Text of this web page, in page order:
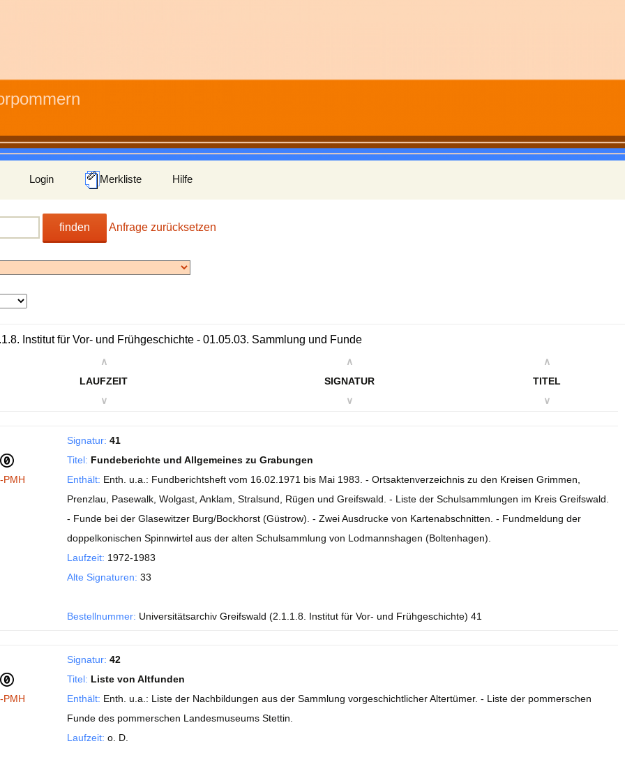
Login Merkliste Hilfe
finden Anfrage zurücksetzen
Institut für Vor- und Frühgeschichte - 01.05.03. Sammlung und Funde
∧
LAUFZEIT
∨
∧
SIGNATUR
∨
∧
TITEL
∨
PMH
Signatur: 41
Titel: Fundeberichte und Allgemeines zu Grabungen
Enthält: Enth. u.a.: Fundberichtsheft vom 16.02.1971 bis Mai 1983. - Ortsaktenverzeichnis zu den Kreisen Grimmen,
Prenzlau, Pasewalk, Wolgast, Anklam, Stralsund, Rügen und Greifswald. - Liste der Schulsammlungen im Kreis Greifswald.
- Funde bei der Glasewitzer Burg/Bockhorst (Güstrow). - Zwei Ausdrucke von Kartenabschnitten. - Fundmeldung der
doppelkonischen Spinnwirtel aus der alten Schulsammlung von Lodmannshagen (Boltenhagen).
Laufzeit: 1972-1983
Alte Signaturen: 33
Bestellnummer: Universitätsarchiv Greifswald (2.1.1.8. Institut für Vor- und Frühgeschichte) 41
PMH
Signatur: 42
Titel: Liste von Altfunden
Enthält: Enth. u.a.: Liste der Nachbildungen aus der Sammlung vorgeschichtlicher Altertümer. - Liste der pommerschen
Funde des pommerschen Landesmuseums Stettin.
Laufzeit: o. D.